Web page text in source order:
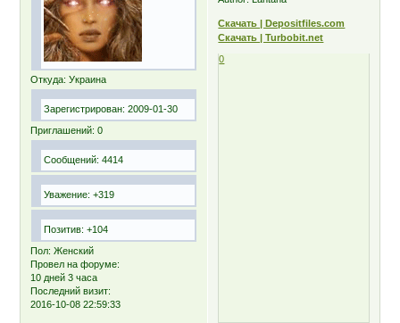
Откуда: Украина
Зарегистрирован: 2009-01-30
Приглашений: 0
Сообщений: 4414
Уважение: +319
Позитив: +104
Пол: Женский
Провел на форуме:
10 дней 3 часа
Последний визит:
2016-10-08 22:59:33
Скачать | Depositfiles.com
Скачать | Turbobit.net
0